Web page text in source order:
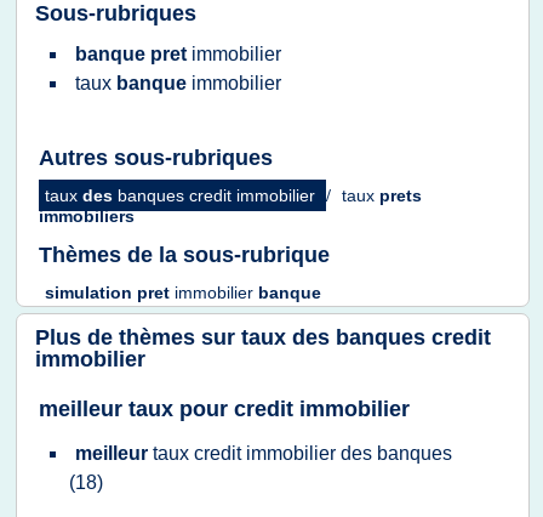
Sous-rubriques
banque pret immobilier
taux banque immobilier
Autres sous-rubriques
taux des banques credit immobilier / taux prets
immobiliers
Thèmes de la sous-rubrique
simulation pret immobilier banque
Plus de thèmes sur taux des banques credit
immobilier
meilleur taux pour credit immobilier
meilleur taux credit immobilier des banques
(18)